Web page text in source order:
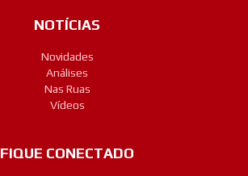
NOTÍCIAS
Novidades
Análises
Nas Ruas
Vídeos
FIQUE CONECTADO